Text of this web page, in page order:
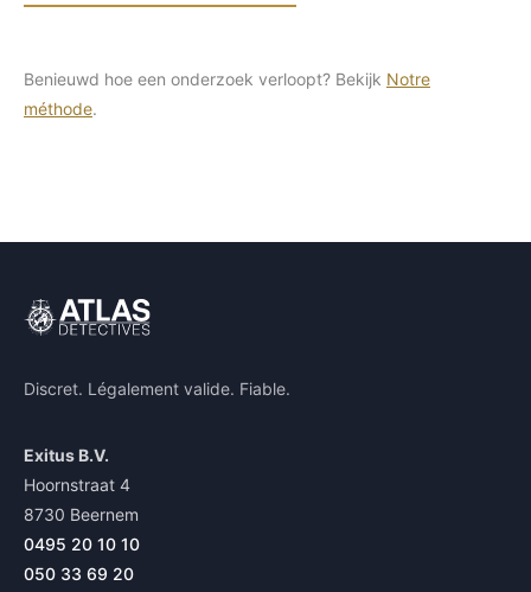
Benieuwd hoe een onderzoek verloopt? Bekijk Notre
méthode.
Discret. Légalement valide. Fiable.
Exitus B.V.
Hoornstraat 4
8730 Beernem
0495 20 10 10
050 33 69 20